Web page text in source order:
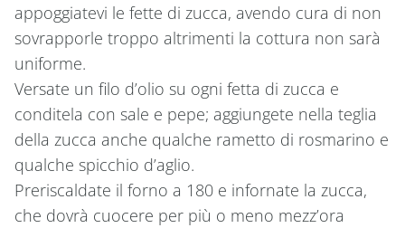
appoggiatevi le fette di zucca, avendo cura di non
sovrapporle troppo altrimenti la cottura non sarà
uniforme.
Versate un filo d’olio su ogni fetta di zucca e
conditela con sale e pepe; aggiungete nella teglia
della zucca anche qualche rametto di rosmarino e
qualche spicchio d’aglio.
Preriscaldate il forno a 180 e infornate la zucca,
che dovrà cuocere per più o meno mezz’ora